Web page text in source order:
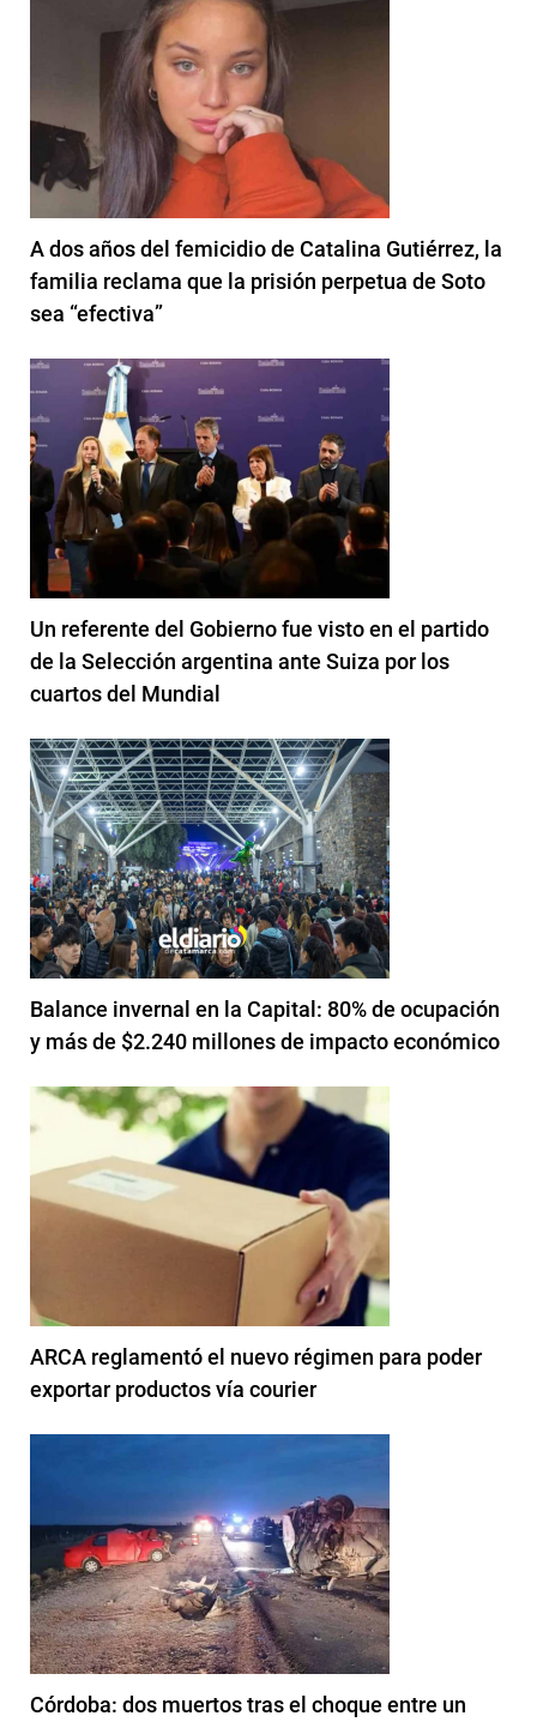
A dos años del femicidio de Catalina Gutiérrez, la
familia reclama que la prisión perpetua de Soto
sea “efectiva”
Un referente del Gobierno fue visto en el partido
de la Selección argentina ante Suiza por los
cuartos del Mundial
Balance invernal en la Capital: 80% de ocupación
y más de $2.240 millones de impacto económico
ARCA reglamentó el nuevo régimen para poder
exportar productos vía courier
Córdoba: dos muertos tras el choque entre un